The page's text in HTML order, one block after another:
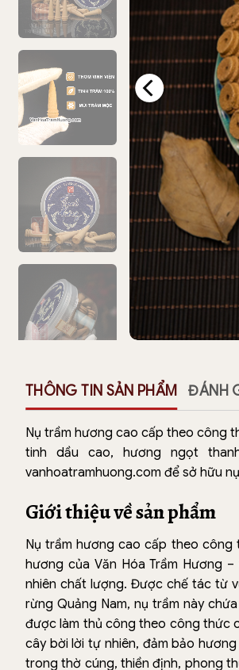
THÔNG TIN SẢN PHẨM ĐÁNH
Nụ trầm hương cao cấp theo công
tinh dầu cao, hương ngọt
vanhoatramhuong.com để sở hữu
Giới thiệu về sản phẩm
Nụ trầm hương cao cấp theo
hương của Văn Hóa Trầm Hương
nhiên chất lượng. Được chế tác từ
rừng Quảng Nam, nụ trầm này
được làm thủ công theo công thức
cây bời lời tự nhiên, đảm bảo
trong thờ cúng, thiền định, phong